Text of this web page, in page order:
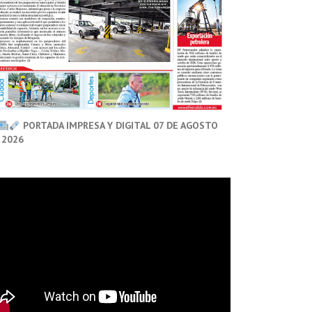
PORTADA IMPRESA Y DIGITAL 07 DE AGOSTO
2026